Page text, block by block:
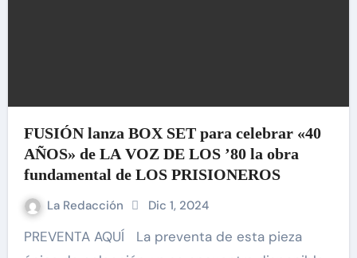
FUSIÓN lanza BOX SET para celebrar «40
AÑOS» de LA VOZ DE LOS ’80 la obra
fundamental de LOS PRISIONEROS
La Redacción Dic 1, 2024
PREVENTA AQUÍ La preventa de esta pieza